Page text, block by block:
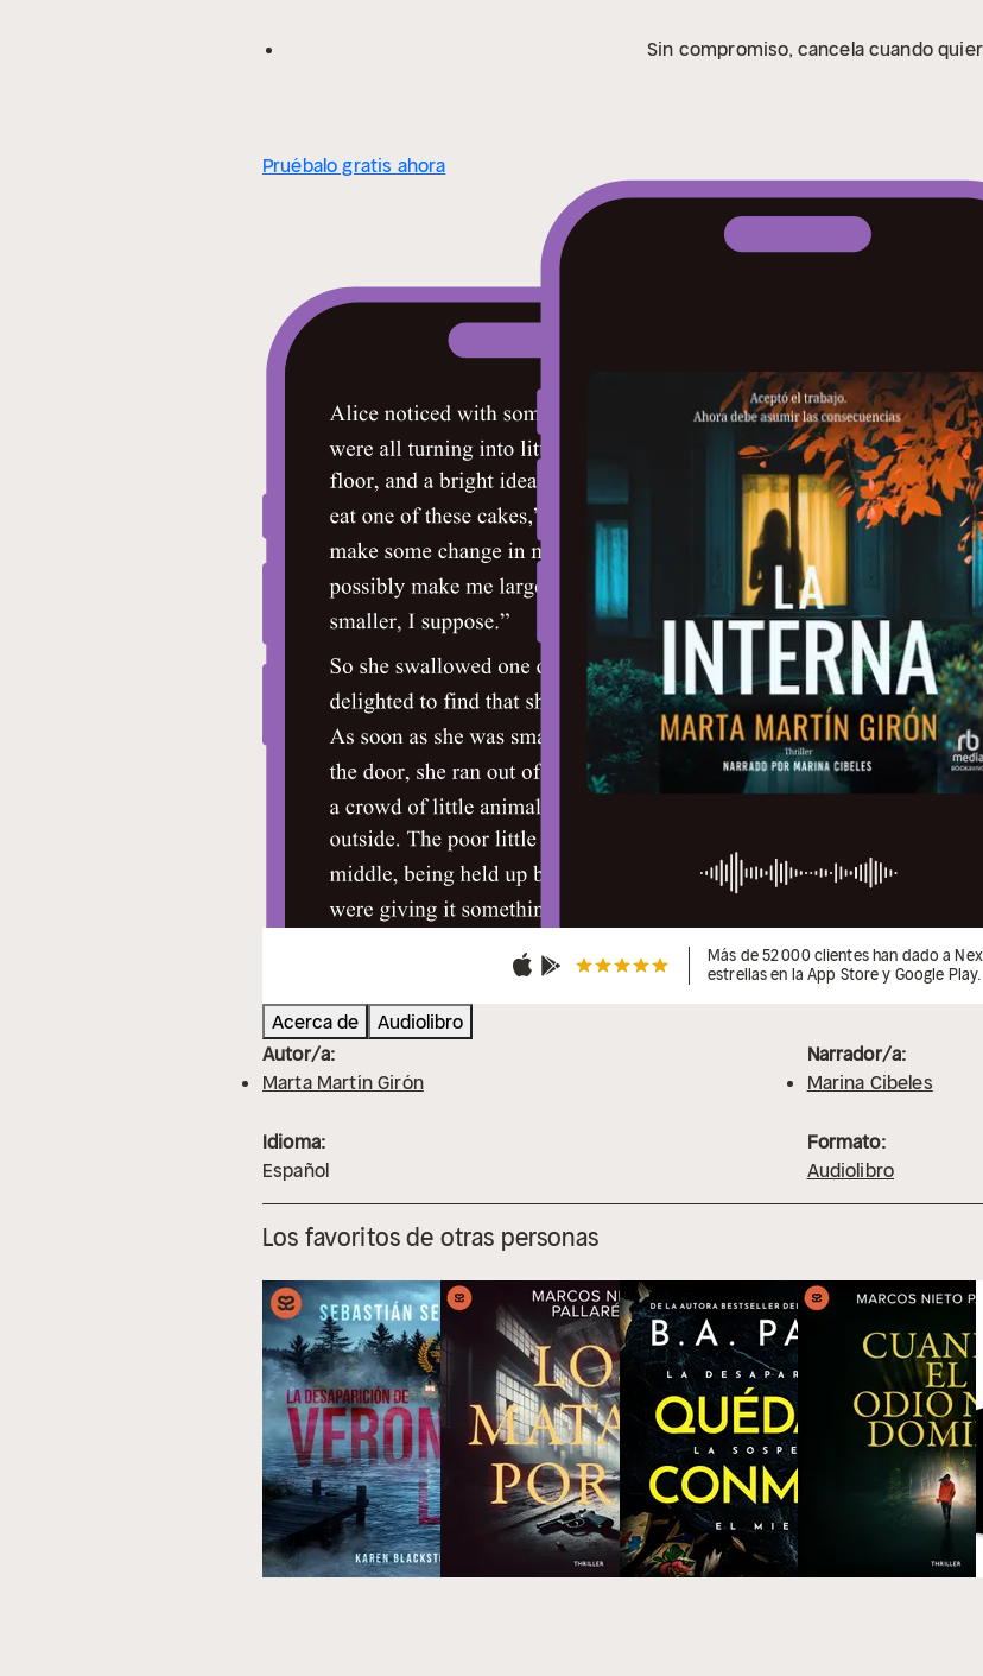
Sin compromiso, cancela cuando
Pruébalo gratis ahora
Más de 52 000 clientes han dado a
estrellas en la App Store y Google Play.
Acerca de
Audiolibro
Autor/a:
Marta Martín Girón
Narrador/a:
Marina Cibeles
Idioma:
Español
Formato:
Audiolibro
Los favoritos de otras personas